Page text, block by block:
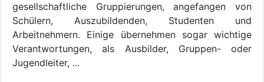
gesellschaftliche Gruppierungen, angefangen von
Schülern, Auszubildenden, Studenten und
Arbeitnehmern. Einige übernehmen sogar wichtige
Verantwortungen, als Ausbilder, Gruppen- oder
Jugendleiter, ...